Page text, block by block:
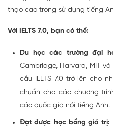
thạo cao trong sử dụng tiếng
Với IELTS 7.0, bạn có thể:
Du học các trường đại
Cambridge, Harvard, MIT
cầu IELTS 7.0 trở lên cho
chuẩn cho các chương
các quốc gia nói tiếng Anh.
Đạt được học bổng giá trị: